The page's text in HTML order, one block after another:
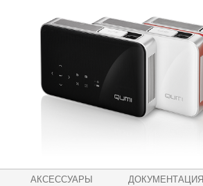
АКСЕССУАРЫ ДОКУМЕНТАЦИЯ